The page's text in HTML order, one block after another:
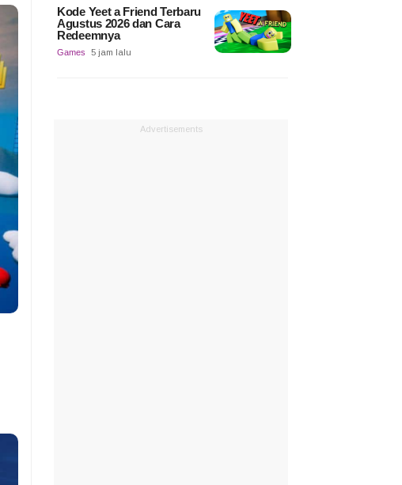
Kode Yeet a Friend Terbaru
Agustus 2026 dan Cara
Redeemnya
Games 5 jam lalu
Advertisements